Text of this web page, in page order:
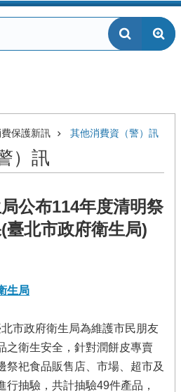
保護新訊 其他消費資（警）訊
）訊
公布114年度清明祭
臺北市政府衛生局)
生局
市政府衛生局為維護市民朋友
之衛生安全，針對潤餅皮專賣
祭祀食品販售店、市場、超市及
行抽驗，共計抽驗49件產品，